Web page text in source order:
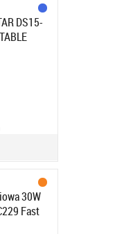
DS15-
FOR
30W
Fast